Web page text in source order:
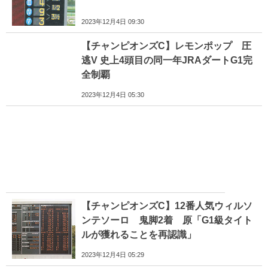
2023年12月4日 09:30
【チャンピオンズC】レモンポップ 圧
逃V 史上4頭目の同一年JRAダートG1完
全制覇
2023年12月4日 05:30
【チャンピオンズC】12番人気ウィルソ
ンテソーロ 鬼脚2着 原「G1級タイト
ルが獲れることを再認識」
2023年12月4日 05:29